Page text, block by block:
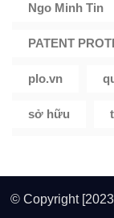
Ngo Minh Tin
PATENT
plo.vn
sở hữu
© Copyright